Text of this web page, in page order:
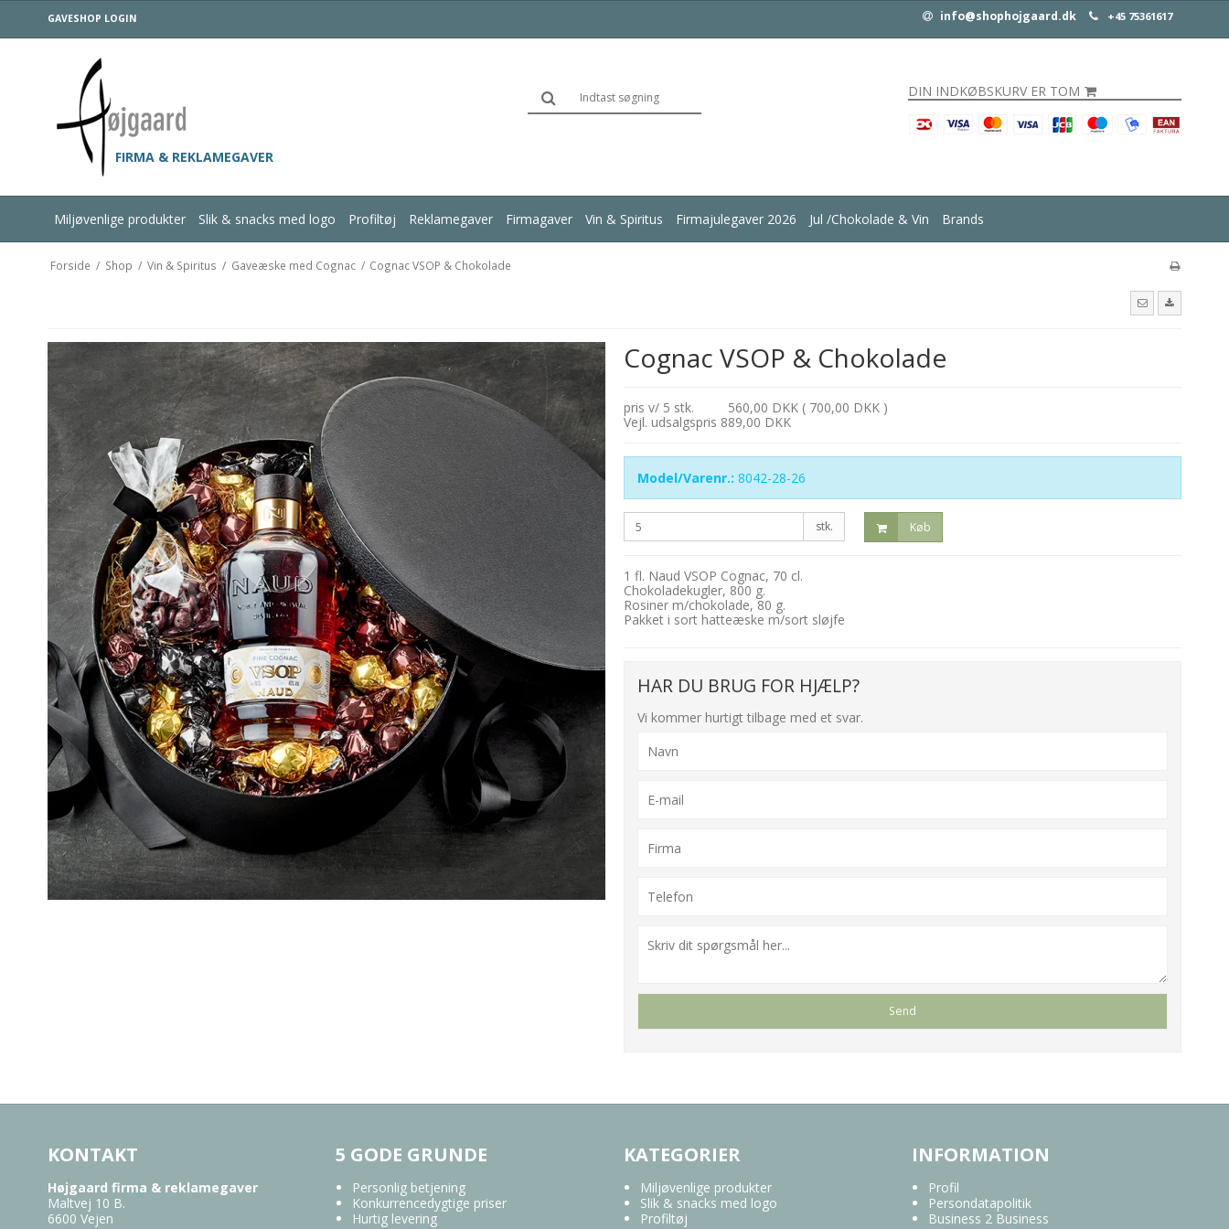
GAVESHOP LOGIN info@shophojgaard.dk +45 75361617
FIRMA & REKLAMEGAVER
DIN INDKØBSKURV ER TOM
Miljøvenlige produkter Slik & snacks med logo Profiltøj Reklamegaver Firmagaver Vin & Spiritus Firmajulegaver 2026 Jul /Chokolade & Vin Brands
Forside / Shop / Vin & Spiritus / Gaveæske med Cognac / Cognac VSOP & Chokolade
Cognac VSOP & Chokolade
pris v/ 5 stk.
560,00 DKK ( 700,00 DKK )
Vejl. udsalgspris 889,00 DKK
Model/Varenr.: 8042-28-26
stk. Køb
1 fl. Naud VSOP Cognac, 70 cl.
Chokoladekugler, 800 g.
Rosiner m/chokolade, 80 g.
Pakket i sort hatteæske m/sort sløjfe
HAR DU BRUG FOR HJÆLP?
Vi kommer hurtigt tilbage med et svar.
KONTAKT
Højgaard firma & reklamegaver
Maltvej 10 B.
6600 Vejen
5 GODE GRUNDE
Personlig betjening
Konkurrencedygtige priser
Hurtig levering
KATEGORIER
Miljøvenlige produkter
Slik & snacks med logo
Profiltøj
INFORMATION
Profil
Persondatapolitik
Business 2 Business